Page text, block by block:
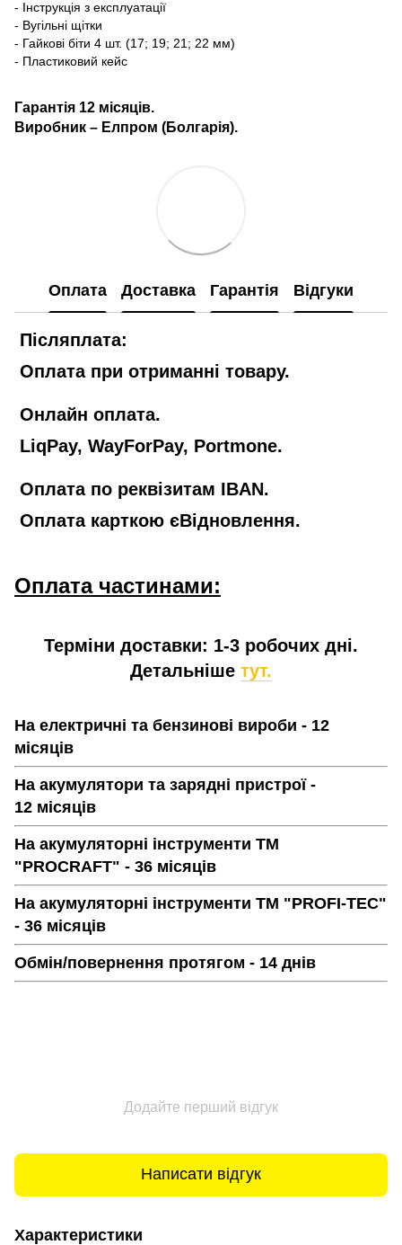
- Інструкція з експлуатації
- Вугільні щітки
- Гайкові біти 4 шт. (17; 19; 21; 22 мм)
- Пластиковий кейс
Гарантія 12 місяців.
Виробник – Елпром (Болгарія).
Оплата Доставка Гарантія Відгуки
Післяплата:
Оплата при отриманні товару.
Онлайн оплата.
LiqPay, WayForPay, Portmone.
Оплата по реквізитам IBAN.
Оплата карткою єВідновлення.
Оплата частинами:
Терміни доставки: 1-3 робочих дні.
Детальніше тут.
На електричні та бензинові вироби - 12
місяців
На акумулятори та зарядні пристрої -
12 місяців
На акумуляторні інструменти ТМ
"PROCRAFT" - 36 місяців
На акумуляторні інструменти ТМ "PROFI-TEC"
- 36 місяців
Обмін/повернення протягом - 14 днів
Додайте перший відгук
Написати відгук
Характеристики